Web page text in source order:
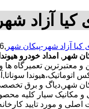
کیا آزاد
کیا آزاد شهر-پیکان شهر
شهر , امداد خودرو
و معتبرترین
پیکان شهر,دیاگ و برق
سیار کلیه
و مورد تایید